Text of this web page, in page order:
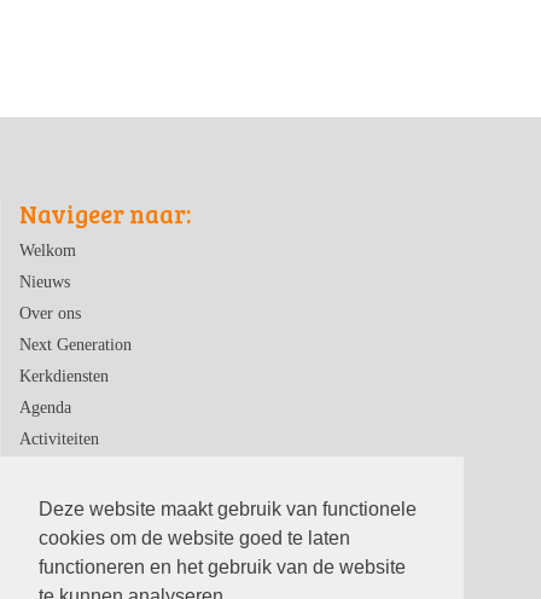
Deze website maakt gebruik van functionele
cookies om de website goed te laten
functioneren en het gebruik van de website
Navigeer naar:
Welkom
Nieuws
Over ons
Next Generation
Kerkdiensten
Agenda
Activiteiten